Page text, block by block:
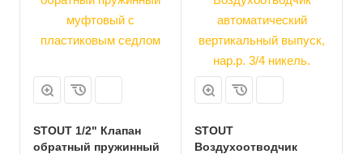
STOUT 1/2" Клапан
обратный пружинный
STOUT
Воздухоотводчик